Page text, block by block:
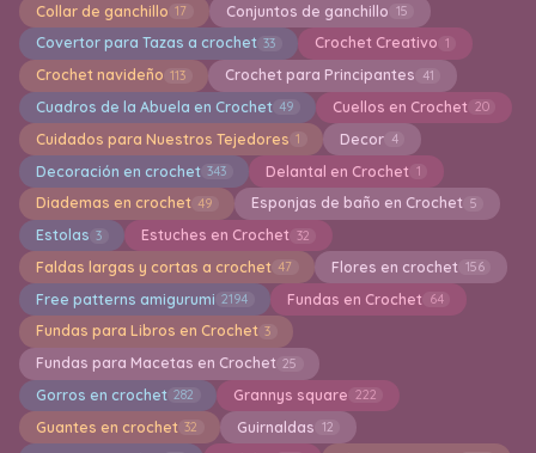
Collar de ganchillo 17 Conjuntos de ganchillo 15
Covertor para Tazas a crochet 33 Crochet Creativo 1
Crochet navideño 113 Crochet para Principantes 41
Cuadros de la Abuela en Crochet 49 Cuellos en Crochet 20
Cuidados para Nuestros Tejedores 1 Decor 4
Decoración en crochet 343 Delantal en Crochet 1
Diademas en crochet 49 Esponjas de baño en Crochet 5
Estolas 3 Estuches en Crochet 32
Faldas largas y cortas a crochet 47 Flores en crochet 156
Free patterns amigurumi 2194 Fundas en Crochet 64
Fundas para Libros en Crochet 3
Fundas para Macetas en Crochet 25
Gorros en crochet 282 Grannys square 222
Guantes en crochet 32 Guirnaldas 12